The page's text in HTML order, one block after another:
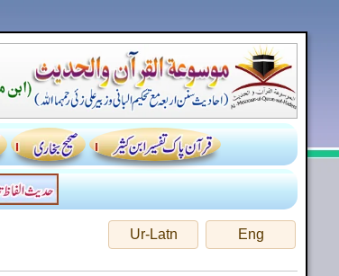
Eng
Ur-Latn